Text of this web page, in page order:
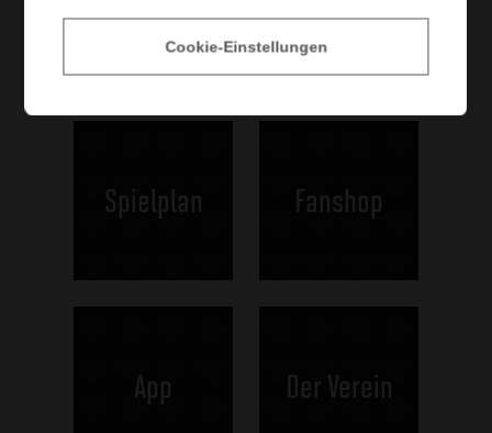
Spielplan Fanshop
App Der Verein
Cookie-Einstellungen